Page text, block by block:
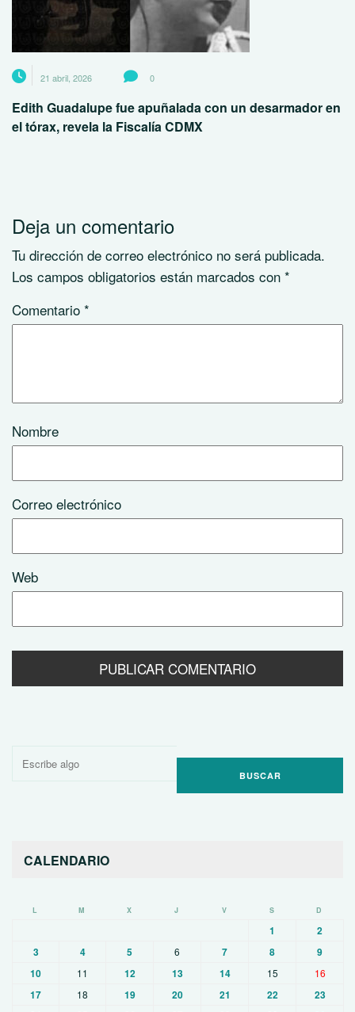
21 abril, 2026 0
Edith Guadalupe fue apuñalada con un desarmador en
el tórax, revela la Fiscalía CDMX
Deja un comentario
Tu dirección de correo electrónico no será publicada.
Los campos obligatorios están marcados con *
Comentario *
Nombre
Correo electrónico
Web
Buscar
CALENDARIO
L M X J V S D
1
2
3
4 5 6 7 8
9
10
11 12 13 14 15 16
17 18 19 20 21 22 23